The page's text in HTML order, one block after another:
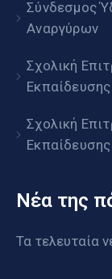
Σύνδεσμος
Αναργύρων
Σχολική
Σχολική
Νέα της
Τα τελευταία